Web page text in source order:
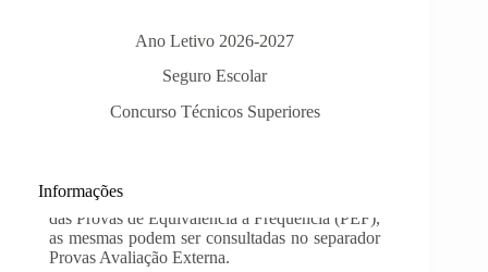
Ano Letivo 2026-2027
Seguro Escolar
Concurso Técnicos Superiores
Informações
INSCRIÇÃO NAS PROVAS FINAIS E
NAS PROVAS DE EQUIVALÊNCIA À